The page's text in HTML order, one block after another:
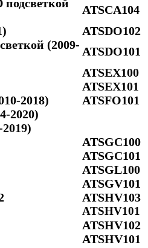
подсветкой
ATSCA104
ATSDO102
(2009- ATSDO101
ATSEX100
ATSEX101
2018)
ATSFO101
2020)
ATSGC100
ATSGC101
ATSGL100
ATSGV101
ATSHV103
ATSHV101
ATSHV102
ATSHV101